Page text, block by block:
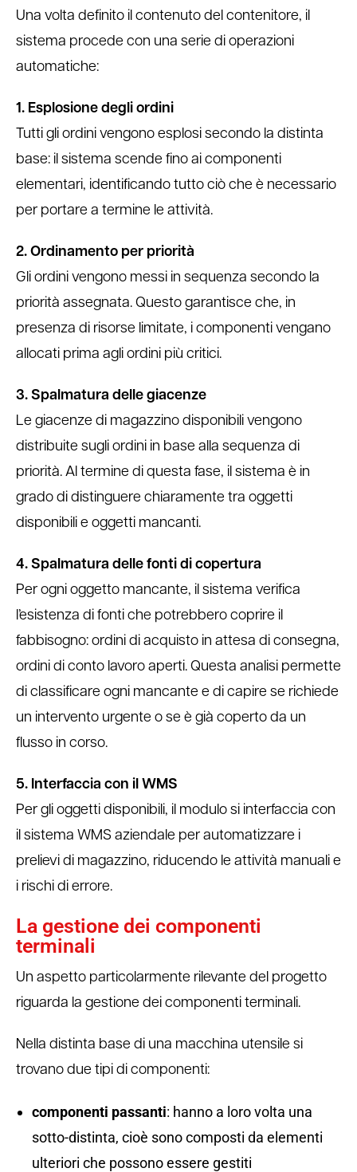
Una volta definito il contenuto del contenitore, il
sistema procede con una serie di operazioni
automatiche:
1. Esplosione degli ordini
Tutti gli ordini vengono esplosi secondo la distinta
base: il sistema scende fino ai componenti
elementari, identificando tutto ciò che è necessario
per portare a termine le attività.
2. Ordinamento per priorità
Gli ordini vengono messi in sequenza secondo la
priorità assegnata. Questo garantisce che, in
presenza di risorse limitate, i componenti vengano
allocati prima agli ordini più critici.
3. Spalmatura delle giacenze
Le giacenze di magazzino disponibili vengono
distribuite sugli ordini in base alla sequenza di
priorità. Al termine di questa fase, il sistema è in
grado di distinguere chiaramente tra oggetti
disponibili e oggetti mancanti.
4. Spalmatura delle fonti di copertura
Per ogni oggetto mancante, il sistema verifica
l’esistenza di fonti che potrebbero coprire il
fabbisogno: ordini di acquisto in attesa di consegna,
ordini di conto lavoro aperti. Questa analisi permette
di classificare ogni mancante e di capire se richiede
un intervento urgente o se è già coperto da un
flusso in corso.
5. Interfaccia con il WMS
Per gli oggetti disponibili, il modulo si interfaccia con
il sistema WMS aziendale per automatizzare i
prelievi di magazzino, riducendo le attività manuali e
i rischi di errore.
La gestione dei componenti
terminali
Un aspetto particolarmente rilevante del progetto
riguarda la gestione dei componenti terminali.
Nella distinta base di una macchina utensile si
trovano due tipi di componenti:
componenti passanti: hanno a loro volta una
sotto-distinta, cioè sono composti da elementi
ulteriori che possono essere gestiti